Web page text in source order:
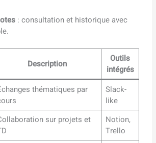
: consultation et historique avec
Description
Outils
intégrés
thématiques par
Slack-
like
sur projets et
Notion,
Trello